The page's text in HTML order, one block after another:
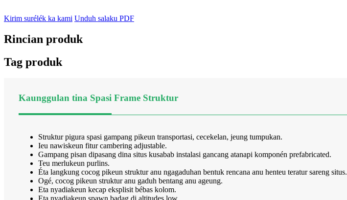
Kirim surélék ka kami Unduh salaku PDF
Rincian produk
Tag produk
Kaunggulan tina Spasi Frame Struktur
Struktur pigura spasi gampang pikeun transportasi, cecekelan, jeung tumpukan.
Ieu nawiskeun fitur cambering adjustable.
Gampang pisan dipasang dina situs kusabab instalasi gancang atanapi komponén prefabricated.
Teu merlukeun purlins.
Éta langkung cocog pikeun struktur anu ngagaduhan bentuk rencana anu henteu teratur sareng situs.
Ogé, cocog pikeun struktur anu gaduh bentang anu ageung.
Eta nyadiakeun kecap eksplisit bébas kolom.